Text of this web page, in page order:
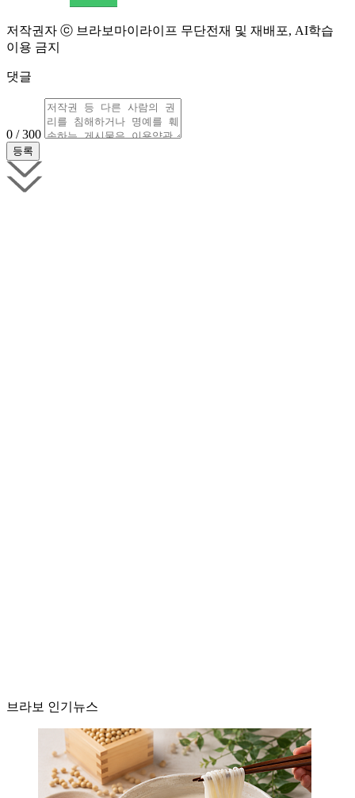
저작권자 ⓒ 브라보마이라이프 무단전재 및 재배포, AI학습
이용 금지
댓글
0 / 300
브라보 인기뉴스